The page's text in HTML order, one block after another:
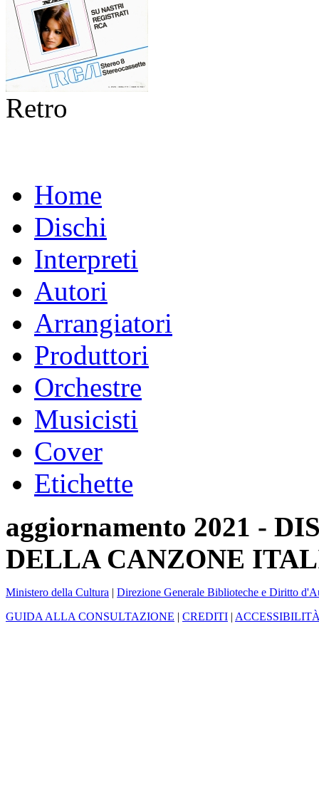
Retro
Home
Dischi
Interpreti
Autori
Arrangiatori
Produttori
Orchestre
Musicisti
Cover
Etichette
aggiornamento 2021 -
DELLA CANZONE
Ministero della Cultura | Direzione Generale Biblioteche e Diritto
GUIDA ALLA CONSULTAZIONE | CREDITI |